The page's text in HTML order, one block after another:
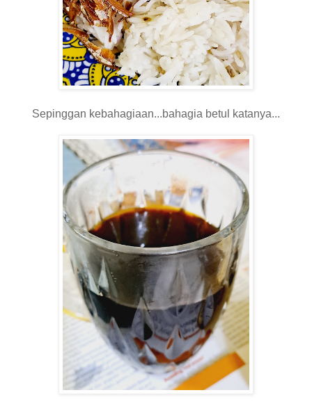
Sepinggan kebahagiaan...bahagia betul katanya...